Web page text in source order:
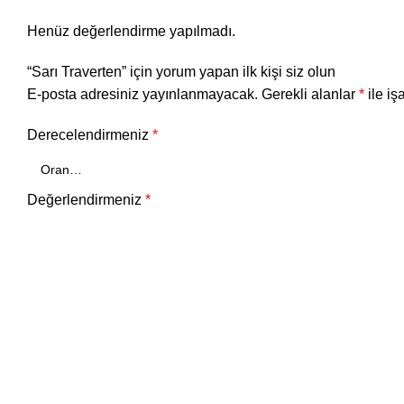
Henüz değerlendirme yapılmadı.
“Sarı Traverten” için yorum yapan ilk kişi siz olun
E-posta adresiniz yayınlanmayacak. Gerekli alanlar * ile
Derecelendirmeniz *
Değerlendirmeniz *